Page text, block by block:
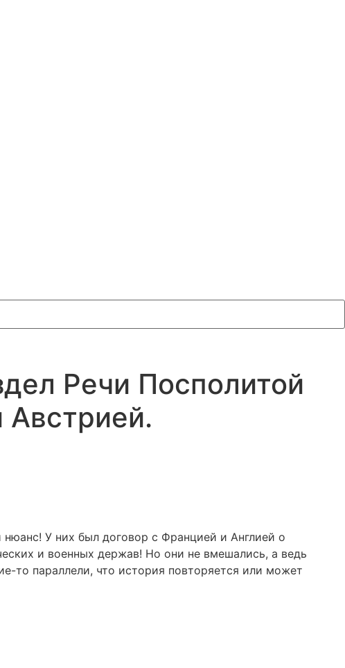
Речи Посполитой
У них был договор с Францией и Англией о
и военных держав! Но они не вмешались, а ведь
то параллели, что история повторяется или может